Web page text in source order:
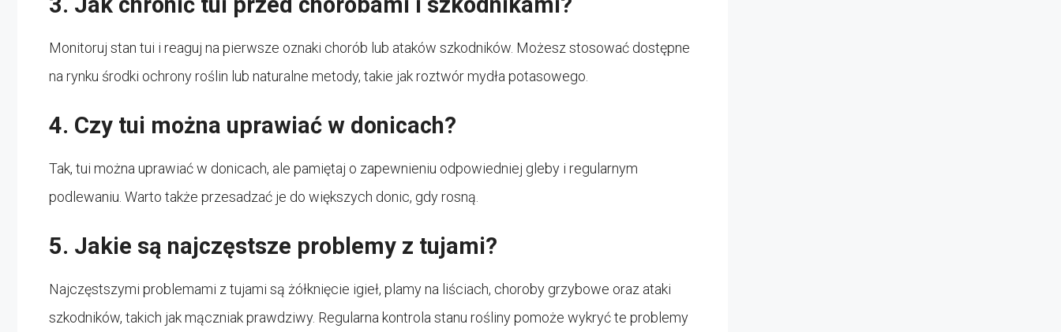
Monitoruj stan tui i reaguj na pierwsze oznaki chorób lub ataków szkodników. Możesz stosować dostępne
na rynku środki ochrony roślin lub naturalne metody, takie jak roztwór mydła potasowego.
4. Czy tui można uprawiać w donicach?
Tak, tui można uprawiać w donicach, ale pamiętaj o zapewnieniu odpowiedniej gleby i regularnym
podlewaniu. Warto także przesadzać je do większych donic, gdy rosną.
5. Jakie są najczęstsze problemy z tujami?
Najczęstszymi problemami z tujami są żółknięcie igieł, plamy na liściach, choroby grzybowe oraz ataki
szkodników, takich jak mączniak prawdziwy. Regularna kontrola stanu rośliny pomoże wykryć te problemy